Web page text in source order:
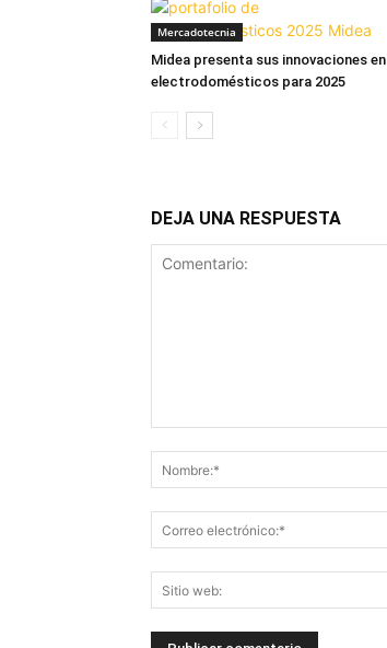
Mercadotecnia
Midea presenta sus innovaciones en
electrodomésticos para 2025
DEJA UNA RESPUESTA